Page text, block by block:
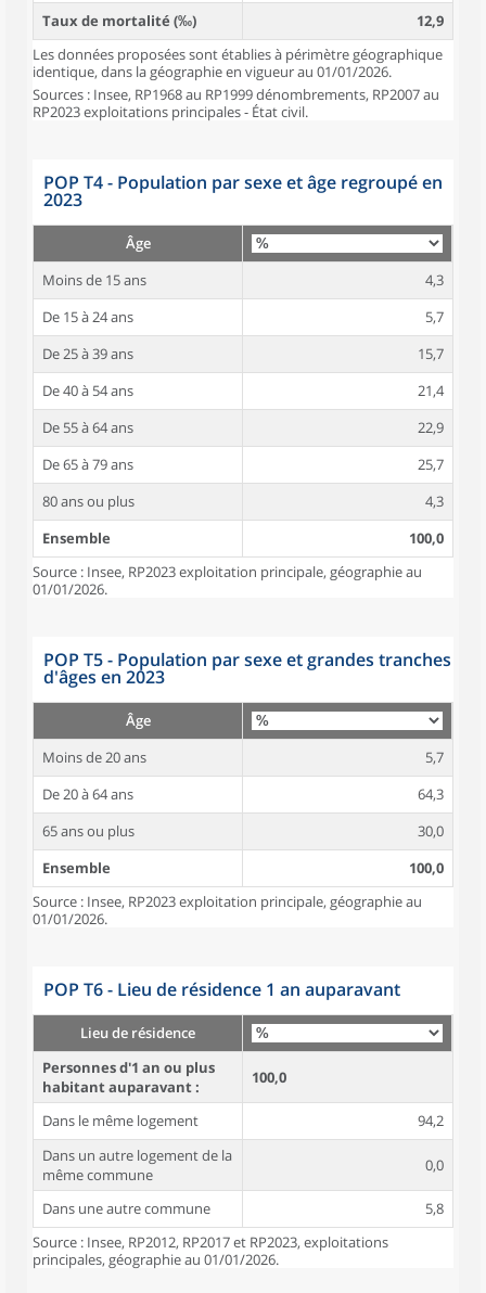
Taux de mortalité (‰)
12,9
Les données proposées sont établies à périmètre géographique
identique, dans la géographie en vigueur au 01/01/2026.
Sources : Insee, RP1968 au RP1999 dénombrements, RP2007 au
RP2023 exploitations principales - État civil.
POP T4 - Population par sexe et âge regroupé en
2023
Âge
Moins de 15 ans
4,3
De 15 à 24 ans
5,7
De 25 à 39 ans
15,7
De 40 à 54 ans
21,4
De 55 à 64 ans
22,9
De 65 à 79 ans
25,7
80 ans ou plus
4,3
Ensemble
100,0
Source : Insee, RP2023 exploitation principale, géographie au
01/01/2026.
POP T5 - Population par sexe et grandes tranches
d'âges en 2023
Âge
Moins de 20 ans
5,7
De 20 à 64 ans
64,3
65 ans ou plus
30,0
Ensemble
100,0
Source : Insee, RP2023 exploitation principale, géographie au
01/01/2026.
POP T6 - Lieu de résidence 1 an auparavant
Lieu de résidence
Personnes d'1 an ou plus
habitant auparavant :
100,0
Dans le même logement
94,2
Dans un autre logement de la
même commune
0,0
Dans une autre commune
5,8
Source : Insee, RP2012, RP2017 et RP2023, exploitations
principales, géographie au 01/01/2026.